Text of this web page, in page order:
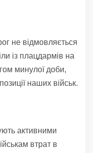
не відмовляється
із плацдармів на
минулої доби,
наших військ.
активними
втрат в